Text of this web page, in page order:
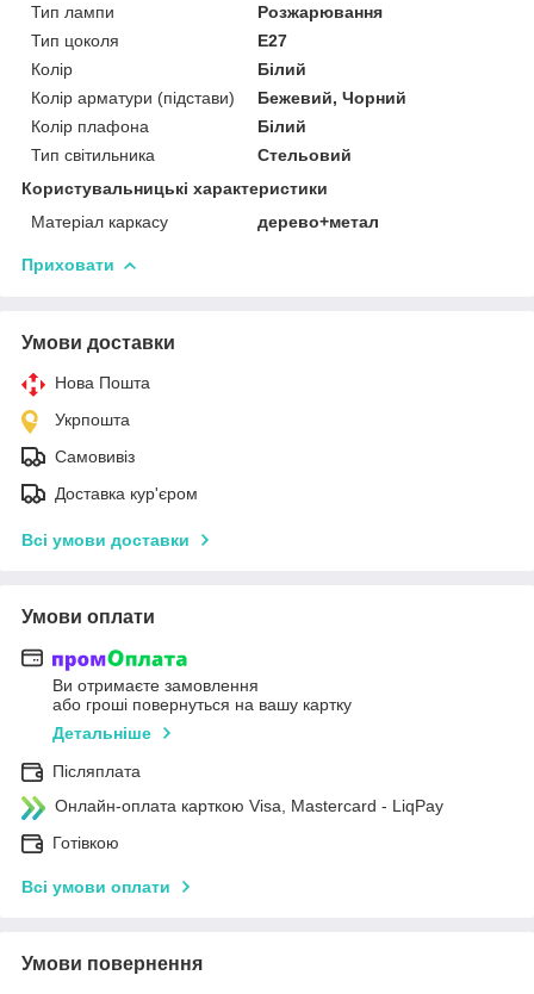
Тип лампи
Розжарювання
Тип цоколя
E27
Колір
Білий
Колір арматури (підстави)
Бежевий, Чорний
Колір плафона
Білий
Тип світильника
Стельовий
Користувальницькі характеристики
Матеріал каркасу
дерево+метал
Приховати
Умови доставки
Нова Пошта
Укрпошта
Самовивіз
Доставка кур'єром
Всі умови доставки
Умови оплати
Ви отримаєте замовлення
або гроші повернуться на вашу картку
Детальніше
Післяплата
Онлайн-оплата карткою Visa, Mastercard - LiqPay
Готівкою
Всі умови оплати
Умови повернення